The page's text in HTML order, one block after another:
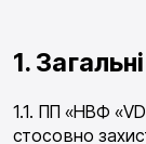
1.
1.1. ПП «НВФ
стосовно